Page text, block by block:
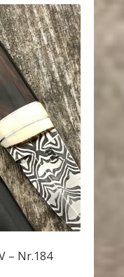
– Nr.184